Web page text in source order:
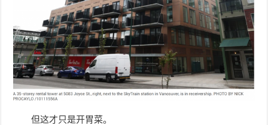
但这才只是开胃菜。